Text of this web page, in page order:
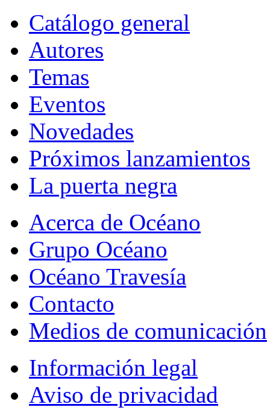
Catálogo general
Autores
Temas
Eventos
Novedades
Próximos lanzamientos
La puerta negra
Acerca de Océano
Grupo Océano
Océano Travesía
Contacto
Medios de comunicación
Información legal
Aviso de privacidad